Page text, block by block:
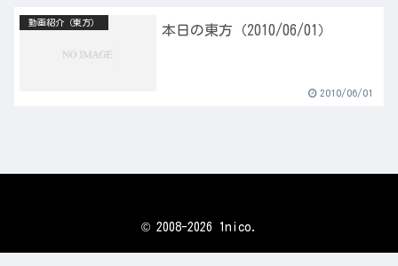
動画紹介（東方）
本日の東方（2010/06/01）
2010/06/01
© 2008-2026 1nico.